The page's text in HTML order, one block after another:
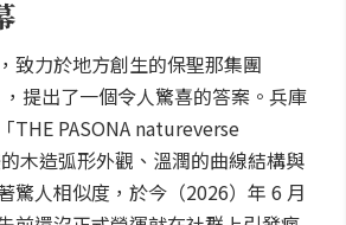
致力於地方創生的保聖那集團
，提出了一個令人驚喜的答案。兵庫
THE PASONA natureverse
木造弧形外觀、溫潤的曲線結構與
驚人相似度，於今（2026）年 6 月